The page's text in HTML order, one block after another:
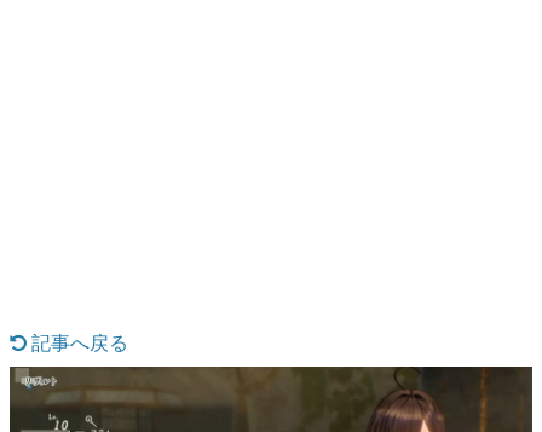
マンガ
女性向け
記事へ戻る